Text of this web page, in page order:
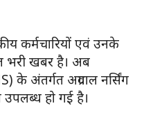
कर्मचारियों एवं उनके
भरी खबर है। अब
के अंतर्गत अग्रवाल नर्सिंग
हो गई है।